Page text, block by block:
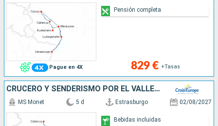
Pague en 4X 829 € +Tasas
Pensión completa
CRUCERO Y SENDERISMO POR EL VALLE DEL RIN ¿ HISTORIA, TRADICIONES Y AMBIENTE RENANO (FORMULA PUERTO/PUERTO)
MS Monet 5 d Estrasburgo 02/08/2027
Bebidas incluidas